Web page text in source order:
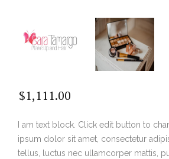
$1,111.00
I am text block. Click edit button to
ipsum dolor sit amet, consectetur
tellus, luctus nec ullamcorper mattis,